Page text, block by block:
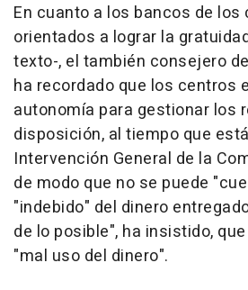
En cuanto a los bancos de los
orientados a lograr la
texto-, el también consejero
ha recordado que los centros
autonomía para gestionar los
disposición, al tiempo que
Intervención General de la
de modo que no se puede
"indebido" del dinero
de lo posible", ha insistido,
"mal uso del dinero".